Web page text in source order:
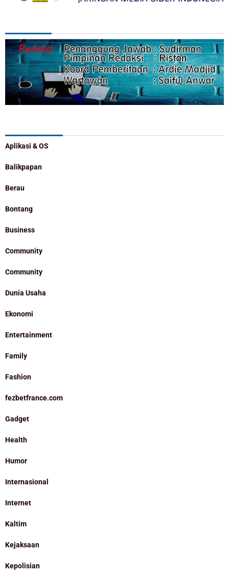
Aplikasi & OS
Balikpapan
Berau
Bontang
Business
Community
Community
Dunia Usaha
Ekonomi
Entertainment
Family
Fashion
fezbetfrance.com
Gadget
Health
Humor
Internasional
Internet
Kaltim
Kejaksaan
Kepolisian